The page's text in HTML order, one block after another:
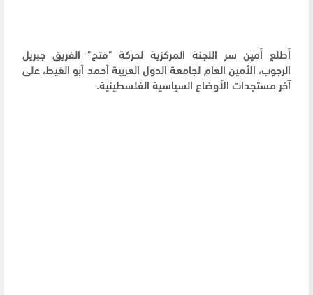
أطلع أمين سر اللجنة المركزية لحركة "فتح" الفريق جبريل
الرجوب، الأمين العام لجامعة الدول العربية أحمد أبو الغيط، على
آخر مستجدات الأوضاع السياسية الفلسطينية.